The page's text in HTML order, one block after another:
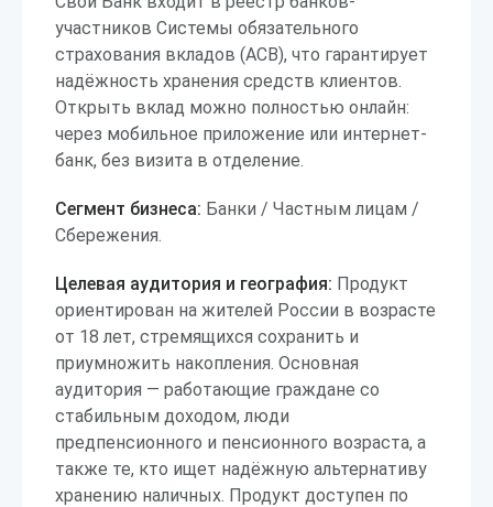
участников Системы обязательного
страхования вкладов (АСВ), что гарантирует
надёжность хранения средств клиентов.
Открыть вклад можно полностью онлайн:
через мобильное приложение или интернет-
банк, без визита в отделение.
Сегмент бизнеса: Банки / Частным лицам /
Сбережения.
Целевая аудитория и география: Продукт
ориентирован на жителей России в возрасте
от 18 лет, стремящихся сохранить и
приумножить накопления. Основная
аудитория — работающие граждане со
стабильным доходом, люди
предпенсионного и пенсионного возраста, а
также те, кто ищет надёжную альтернативу
хранению наличных. Продукт доступен по